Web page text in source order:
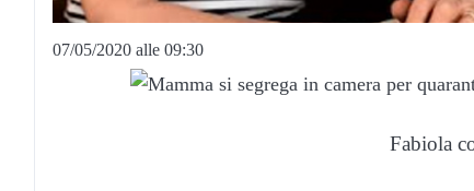
07/05/2020 alle 09:30
Fabiola